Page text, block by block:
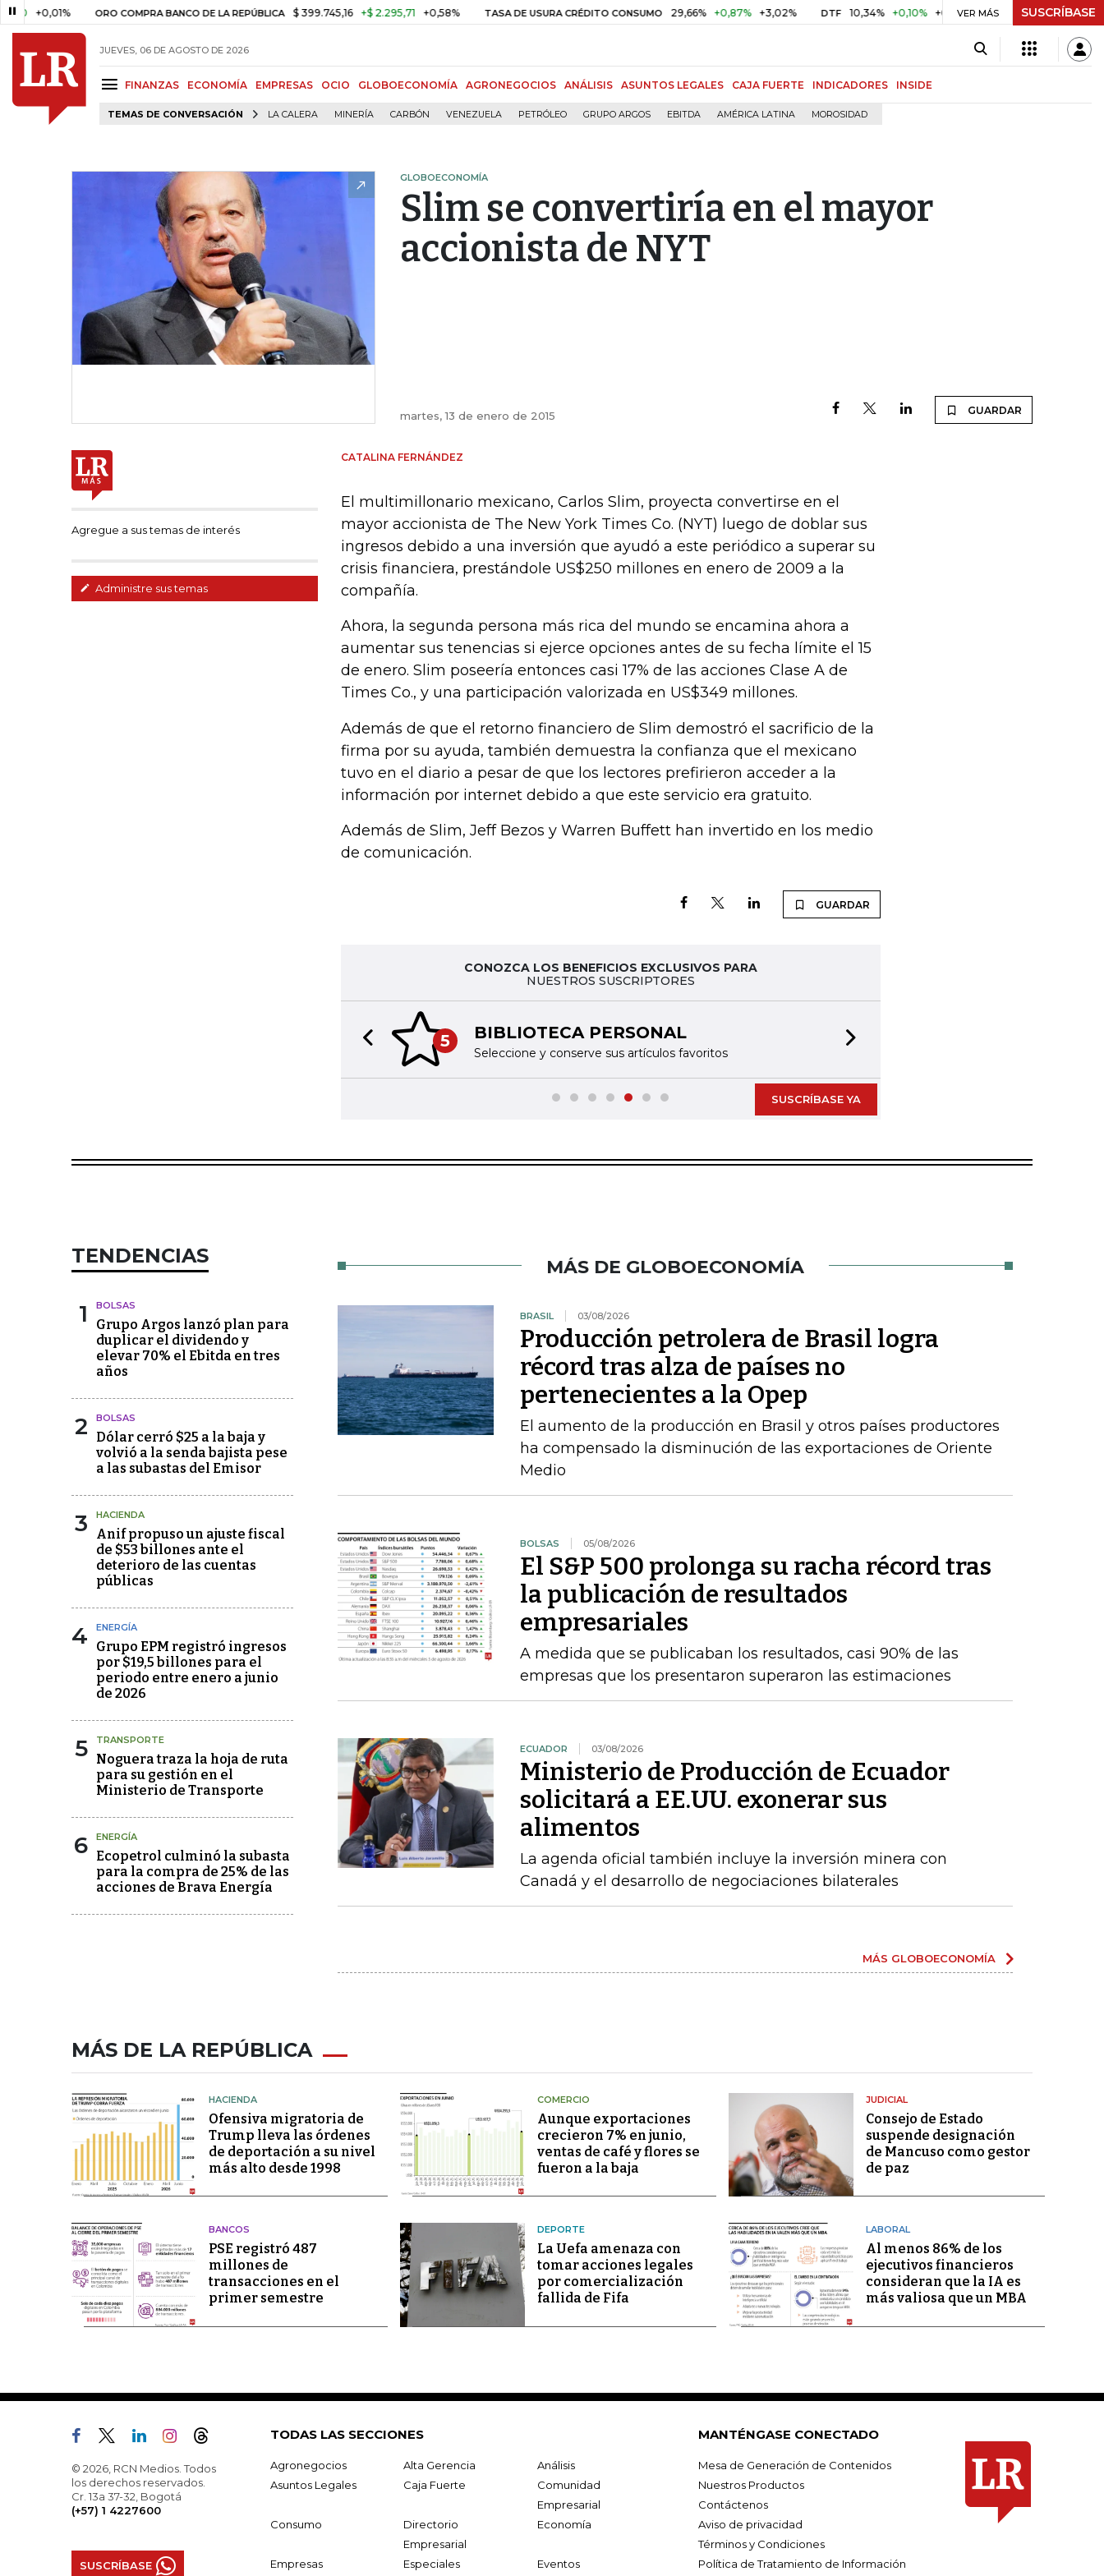
+0,01% ORO COMPRA BANCO DE LA REPÚBLICA $ 399.745,16 +$ 2.295,71 +0,58% TASA DE USURA CRÉDITO CONSUMO 29,66% +0,87% +3,02% DTF 10,34% +0,10% +0,98% UVR $ 416,86 +$ 0,05
VER MÁS SUSCRÍBASE
JUEVES, 06 DE AGOSTO DE 2026
FINANZAS ECONOMÍA EMPRESAS OCIO GLOBOECONOMÍA AGRONEGOCIOS ANÁLISIS ASUNTOS LEGALES CAJA FUERTE INDICADORES INSIDE
TEMAS DE CONVERSACIÓN LA CALERA MINERÍA CARBÓN VENEZUELA PETRÓLEO GRUPO ARGOS EBITDA AMÉRICA LATINA MOROSIDAD
GLOBOECONOMÍA
Slim se convertiría en el mayor
accionista de NYT
martes, 13 de enero de 2015 GUARDAR
Agregue a sus temas de interés
Administre sus temas
CATALINA FERNÁNDEZ
El multimillonario mexicano, Carlos Slim, proyecta convertirse en el
mayor accionista de The New York Times Co. (NYT) luego de doblar sus
ingresos debido a una inversión que ayudó a este periódico a superar su
crisis financiera, prestándole US$250 millones en enero de 2009 a la
compañía.
Ahora, la segunda persona más rica del mundo se encamina ahora a
aumentar sus tenencias si ejerce opciones antes de su fecha límite el 15
de enero. Slim poseería entonces casi 17% de las acciones Clase A de
Times Co., y una participación valorizada en US$349 millones.
Además de que el retorno financiero de Slim demostró el sacrificio de la
firma por su ayuda, también demuestra la confianza que el mexicano
tuvo en el diario a pesar de que los lectores prefirieron acceder a la
información por internet debido a que este servicio era gratuito.
Además de Slim, Jeff Bezos y Warren Buffett han invertido en los medio
de comunicación.
GUARDAR
CONOZCA LOS BENEFICIOS EXCLUSIVOS PARA
NUESTROS SUSCRIPTORES
5 BIBLIOTECA PERSONAL
Seleccione y conserve sus artículos favoritos
Previous slide
SUSCRÍBASE YA
TENDENCIAS
1 BOLSAS
Grupo Argos lanzó plan para
duplicar el dividendo y
elevar 70% el Ebitda en tres
años
2 BOLSAS
Dólar cerró $25 a la baja y
volvió a la senda bajista pese
a las subastas del Emisor
3 HACIENDA
Anif propuso un ajuste fiscal
de $53 billones ante el
deterioro de las cuentas
públicas
4 ENERGÍA
Grupo EPM registró ingresos
por $19,5 billones para el
periodo entre enero a junio
de 2026
5 TRANSPORTE
Noguera traza la hoja de ruta
para su gestión en el
Ministerio de Transporte
6 ENERGÍA
Ecopetrol culminó la subasta
para la compra de 25% de las
acciones de Brava Energía
MÁS DE GLOBOECONOMÍA
BRASIL 03/08/2026
Producción petrolera de Brasil logra
récord tras alza de países no
pertenecientes a la Opep
El aumento de la producción en Brasil y otros países productores
ha compensado la disminución de las exportaciones de Oriente
Medio
BOLSAS 05/08/2026
El S&P 500 prolonga su racha récord tras
la publicación de resultados
empresariales
A medida que se publicaban los resultados, casi 90% de las
empresas que los presentaron superaron las estimaciones
ECUADOR 03/08/2026
Ministerio de Producción de Ecuador
solicitará a EE.UU. exonerar sus
alimentos
La agenda oficial también incluye la inversión minera con
Canadá y el desarrollo de negociaciones bilaterales
MÁS GLOBOECONOMÍA
MÁS DE LA REPÚBLICA
HACIENDA
Ofensiva migratoria de
Trump lleva las órdenes
de deportación a su nivel
más alto desde 1998
COMERCIO
Aunque exportaciones
crecieron 7% en junio,
ventas de café y flores se
fueron a la baja
JUDICIAL
Consejo de Estado
suspende designación
de Mancuso como gestor
de paz
BANCOS
PSE registró 487
millones de
transacciones en el
primer semestre
DEPORTE
La Uefa amenaza con
tomar acciones legales
por comercialización
fallida de Fifa
LABORAL
Al menos 86% de los
ejecutivos financieros
consideran que la IA es
más valiosa que un MBA
© 2026, RCN Medios. Todos
los derechos reservados.
Cr. 13a 37-32, Bogotá
(+57) 1 4227600
SUSCRÍBASE
TODAS LAS SECCIONES
Agronegocios Alta Gerencia
Análisis
Asuntos Legales
Caja Fuerte
Comunidad
Empresarial
Consumo
Directorio
Empresarial
Economía
Empresas Especiales Eventos
MANTÉNGASE CONECTADO
Mesa de Generación de Contenidos
Nuestros Productos
Contáctenos
Aviso de privacidad
Términos y Condiciones
Política de Tratamiento de Información